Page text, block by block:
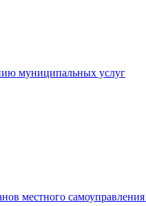
муниципальных услуг
местного